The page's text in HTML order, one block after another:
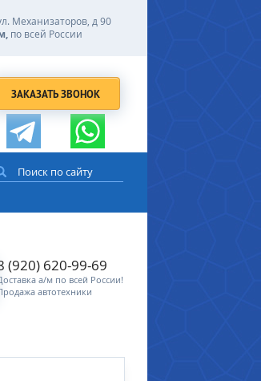
Механизаторов, д 90
по всей России
ЗАКАЗАТЬ ЗВОНОК
(920) 620-99-69
а/м по всей России!
автотехники